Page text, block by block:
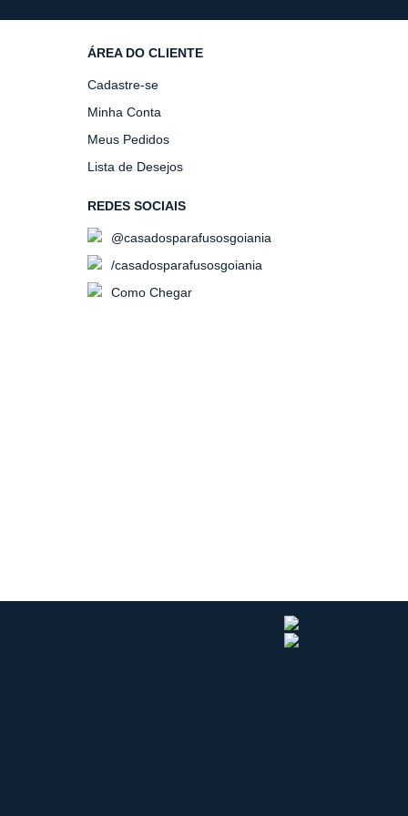
ÁREA DO CLIENTE
Cadastre-se
Minha Conta
Meus Pedidos
Lista de Desejos
REDES SOCIAIS
@casadosparafusosgoiania
/casadosparafusosgoiania
Como Chegar